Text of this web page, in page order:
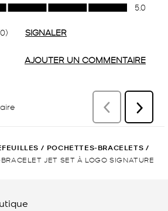
/ POCHETTES-BRACELETS /
JET SET À LOGO SIGNATURE